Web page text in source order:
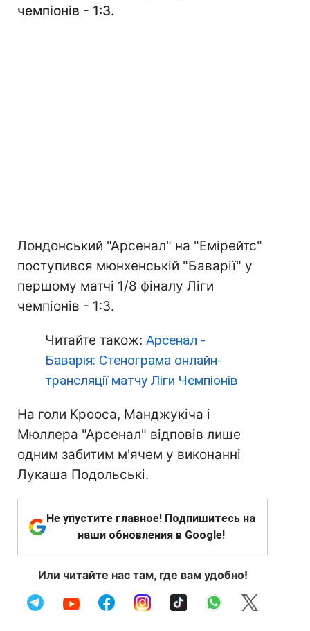
чемпіонів - 1:3.
Лондонський "Арсенал" на "Емірейтс"
поступився мюнхенській "Баварії" у
першому матчі 1/8 фіналу Ліги
чемпіонів - 1:3.
Читайте також: Арсенал -
Баварія: Стенограма онлайн-
трансляції матчу Ліги Чемпіонів
На голи Крооса, Манджукіча і
Мюллера "Арсенал" відповів лише
одним забитим м'ячем у виконанні
Лукаша Подольські.
Не упустите главное! Подпишитесь на
наши обновления в Google!
Или читайте нас там, где вам удобно!